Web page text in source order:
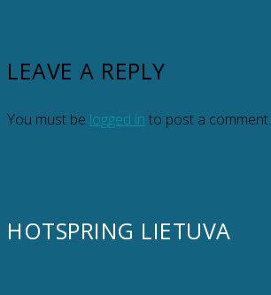
LEAVE A REPLY
You must be logged in to post a comment.
HOTSPRING LIETUVA